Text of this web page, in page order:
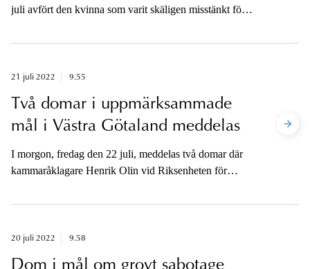
juli avfört den kvinna som varit skäligen misstänkt för
augusti 2018. Polismyndigheten tar nu över ledningen
21 juli 2022 9.55
Två domar i uppmärksammade
mål i Västra Götaland meddelas
I morgon, fredag den 22 juli, meddelas två domar där
kammaråklagare Henrik Olin vid Riksenheten för
är tillgänglig för media efter att domarna kommit.
20 juli 2022 9.58
Dom i mål om grovt sabotage